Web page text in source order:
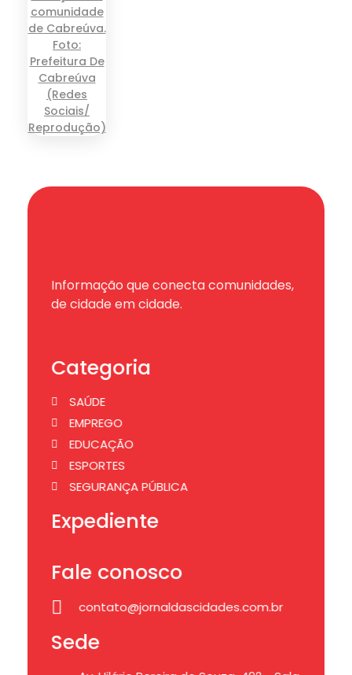
Informação que conecta comunidades,
de cidade em cidade.
Categoria
SAÚDE
EMPREGO
EDUCAÇÃO
ESPORTES
SEGURANÇA PÚBLICA
Expediente
Fale conosco
contato@jornaldascidades.com.br
Sede